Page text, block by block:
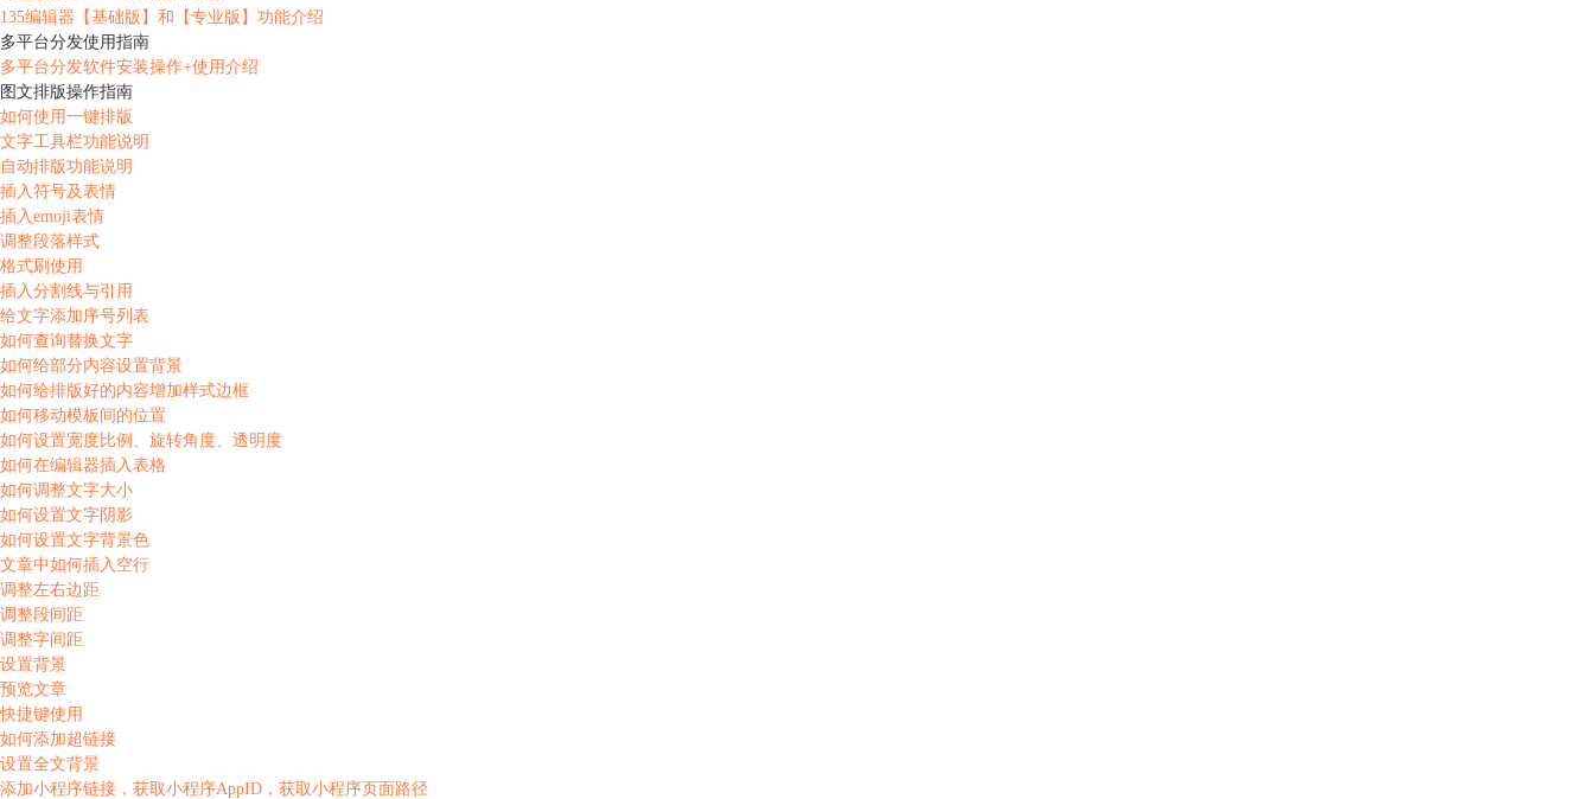
135编辑器【基础版】和【专业版】功能介绍
多平台分发使用指南
多平台分发软件安装操作+使用介绍
图文排版操作指南
如何使用一键排版
文字工具栏功能说明
自动排版功能说明
插入符号及表情
插入emoji表情
调整段落样式
格式刷使用
插入分割线与引用
给文字添加序号列表
如何查询替换文字
如何给部分内容设置背景
如何给排版好的内容增加样式边框
如何移动模板间的位置
如何设置宽度比例、旋转角度、透明度
如何在编辑器插入表格
如何调整文字大小
如何设置文字阴影
如何设置文字背景色
文章中如何插入空行
调整左右边距
调整段间距
调整字间距
设置背景
预览文章
快捷键使用
如何添加超链接
设置全文背景
添加小程序链接，获取小程序AppID，获取小程序页面路径